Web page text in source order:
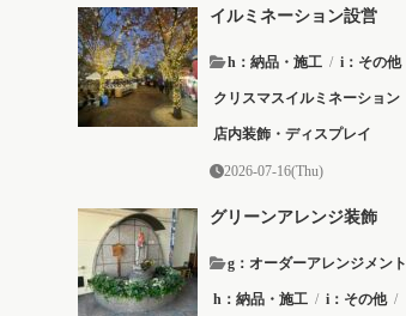
イルミネーション設営
h：納品・施工 / i：その他
クリスマスイルミネーション
店内装飾・ディスプレイ
2026-07-16(Thu)
グリーンアレンジ装飾
g：オーダーアレンジメント
h：納品・施工 / i：その他 /